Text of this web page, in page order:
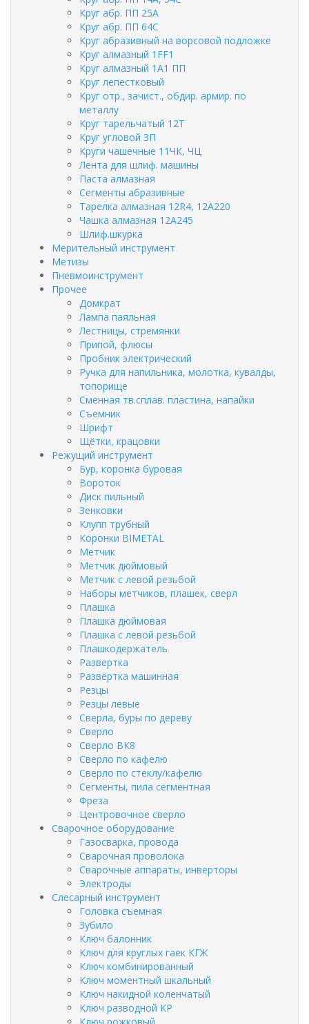
Круг абр. ПП 25А
Круг абр. ПП 64С
Круг абразивный на ворсовой подложке
Круг алмазный 1FF1
Круг алмазный 1А1 ПП
Круг лепестковый
Круг отр., зачист., обдир. армир. по
металлу
Круг тарельчатый 12Т
Круг угловой ЗП
Круги чашечные 11ЧК, ЧЦ
Лента для шлиф. машины
Паста алмазная
Сегменты абразивные
Тарелка алмазная 12R4, 12А220
Чашка алмазная 12А245
Шлиф.шкурка
Мерительный инструмент
Метизы
Пневмоинструмент
Прочее
Домкрат
Лампа паяльная
Лестницы, стремянки
Припой, флюсы
Пробник электрический
Ручка для напильника, молотка, кувалды,
топорище
Сменная тв.сплав. пластина, напайки
Съемник
Шрифт
Щётки, крацовки
Режущий инструмент
Бур, коронка буровая
Вороток
Диск пильный
Зенковки
Клупп трубный
Коронки BIMETAL
Метчик
Метчик дюймовый
Метчик с левой резьбой
Наборы метчиков, плашек, сверл
Плашка
Плашка дюймовая
Плашка с левой резьбой
Плашкодержатель
Развертка
Развёртка машинная
Резцы
Резцы левые
Сверла, буры по дереву
Сверло
Сверло ВК8
Сверло по кафелю
Сверло по стеклу/кафелю
Сегменты, пила сегментная
Фреза
Центровочное сверло
Сварочное оборудование
Газосварка, провода
Сварочная проволока
Сварочные аппараты, инверторы
Электроды
Слесарный инструмент
Головка съемная
Зубило
Ключ балонник
Ключ для круглых гаек КГЖ
Ключ комбинированный
Ключ моментный шкальный
Ключ накидной коленчатый
Ключ разводной КР